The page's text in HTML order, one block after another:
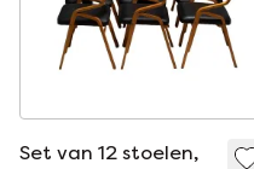
Set van 12 stoelen,